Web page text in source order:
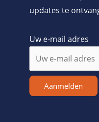
updates te
Uw e-mail adres
Aanmelden